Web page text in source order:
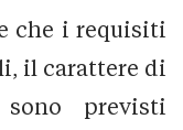
che i requisiti
il carattere di
previsti